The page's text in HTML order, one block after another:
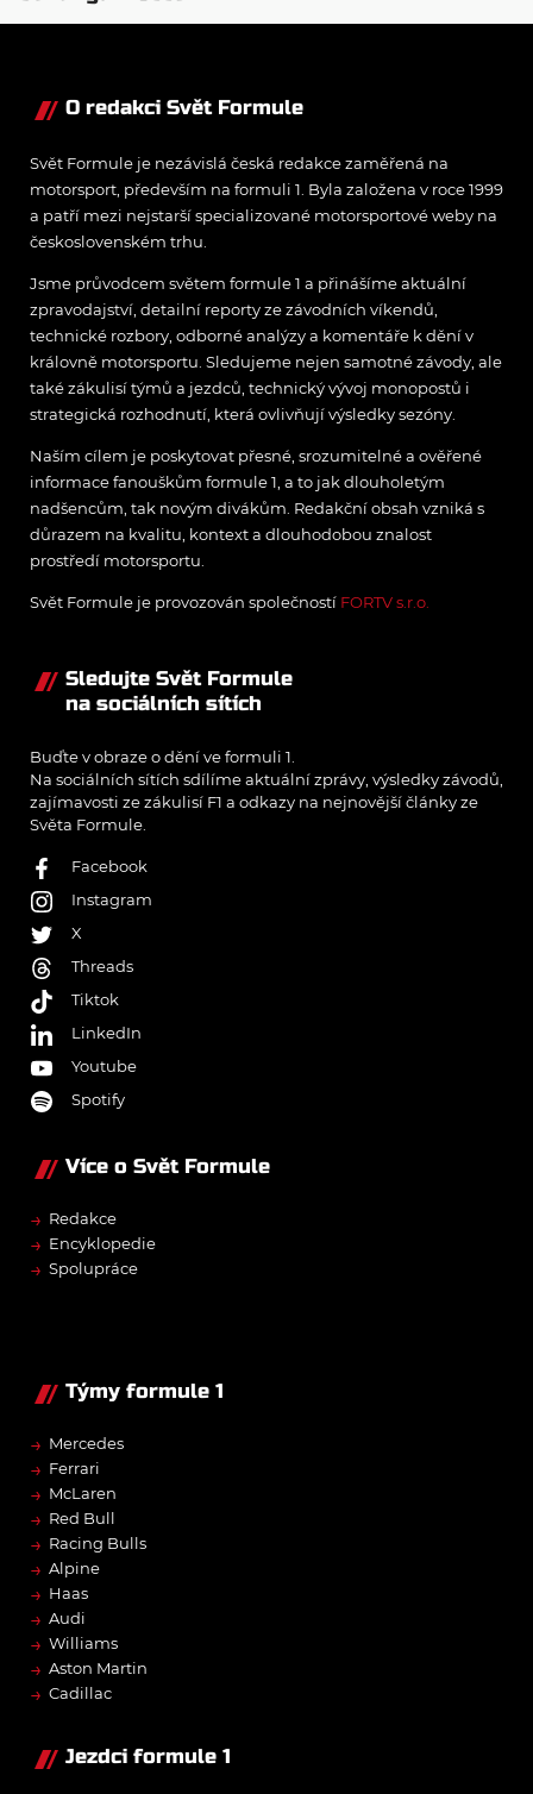
motorsportu
O redakci Svět Formule
Svět Formule je nezávislá česká redakce zaměřená na
motorsport, především na formuli 1. Byla založena v roce 1999
a patří mezi nejstarší specializované motorsportové weby na
československém trhu.
Jsme průvodcem světem formule 1 a přinášíme aktuální
zpravodajství, detailní reporty ze závodních víkendů,
technické rozbory, odborné analýzy a komentáře k dění v
královně motorsportu. Sledujeme nejen samotné závody, ale
také zákulisí týmů a jezdců, technický vývoj monopostů i
strategická rozhodnutí, která ovlivňují výsledky sezóny.
Naším cílem je poskytovat přesné, srozumitelné a ověřené
informace fanouškům formule 1, a to jak dlouholetým
nadšencům, tak novým divákům. Redakční obsah vzniká s
důrazem na kvalitu, kontext a dlouhodobou znalost
prostředí motorsportu.
Svět Formule je provozován společností FORTV s.r.o.
Sledujte Svět Formule
na sociálních sítích
Buďte v obraze o dění ve formuli 1.
Na sociálních sítích sdílíme aktuální zprávy, výsledky závodů,
zajímavosti ze zákulisí F1 a odkazy na nejnovější články ze
Světa Formule.
Facebook
Instagram
X
Threads
Tiktok
LinkedIn
Youtube
Spotify
Více o Svět Formule
→ Redakce
→ Encyklopedie
→ Spolupráce
Týmy formule 1
→ Mercedes
→ Ferrari
→ McLaren
→ Red Bull
→ Racing Bulls
→ Alpine
→ Haas
→ Audi
→ Williams
→ Aston Martin
→ Cadillac
Jezdci formule 1